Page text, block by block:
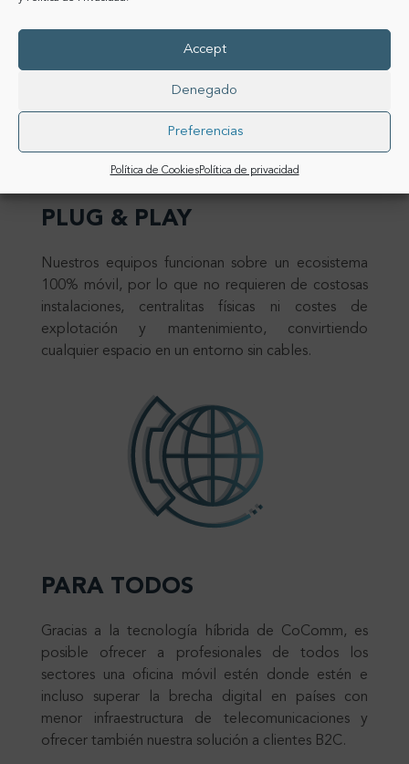
Accept
Denegado
Preferencias
Política de CookiesPolítica de privacidad
PLUG & PLAY
Nuestros equipos funcionan sobre un ecosistema
100% móvil, por lo que no requieren de costosas
instalaciones, centralitas físicas ni costes de
explotación y mantenimiento, convirtiendo
cualquier espacio en un entorno sin cables.
PARA TODOS
Gracias a la tecnología híbrida de CoComm, es
posible ofrecer a profesionales de todos los
sectores una oficina móvil estén donde estén e
incluso superar la brecha digital en países con
menor infraestructura de telecomunicaciones y
ofrecer también nuestra solución a clientes B2C.